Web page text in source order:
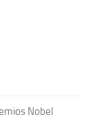
Nobel